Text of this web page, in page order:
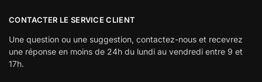
CONTACTER LE SERVICE CLIENT
Une question ou une suggestion, contactez-nous et recevrez
une réponse en moins de 24h du lundi au vendredi entre 9 et
17h.